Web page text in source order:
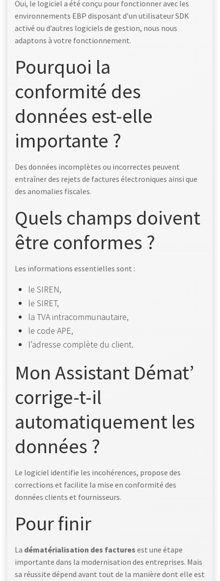
Oui, le logiciel a été conçu pour fonctionner avec les
environnements EBP disposant d’un utilisateur SDK
activé ou d’autres logiciels de gestion, nous nous
adaptons à votre fonctionnement.
Pourquoi la
conformité des
données est-elle
importante ?
Des données incomplètes ou incorrectes peuvent
entraîner des rejets de factures électroniques ainsi que
des anomalies fiscales.
Quels champs doivent
être conformes ?
Les informations essentielles sont :
le SIREN,
le SIRET,
la TVA intracommunautaire,
le code APE,
l’adresse complète du client.
Mon Assistant Démat’
corrige-t-il
automatiquement les
données ?
Le logiciel identifie les incohérences, propose des
corrections et facilite la mise en conformité des
données clients et fournisseurs.
Pour finir
La dématérialisation des factures est une étape
importante dans la modernisation des entreprises. Mais
sa réussite dépend avant tout de la manière dont elle est